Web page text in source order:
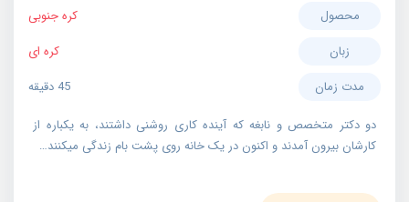
محصول
کره جنوبی
زبان
کره ای
مدت زمان
45 دقیقه
دو دکتر متخصص و نابغه که آینده کاری روشنی داشتند، به یکباره از
کارشان بیرون آمدند و اکنون در یک خانه روی پشت بام زندگی میکنند…